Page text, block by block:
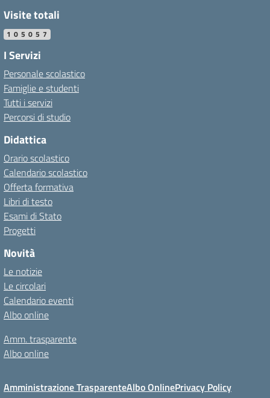
Visite totali
105057
I Servizi
Personale scolastico
Famiglie e studenti
Tutti i servizi
Percorsi di studio
Didattica
Orario scolastico
Calendario scolastico
Offerta formativa
Libri di testo
Esami di Stato
Progetti
Novità
Le notizie
Le circolari
Calendario eventi
Albo online
Amm. trasparente
Albo online
Amministrazione TrasparenteAlbo OnlinePrivacy Policy